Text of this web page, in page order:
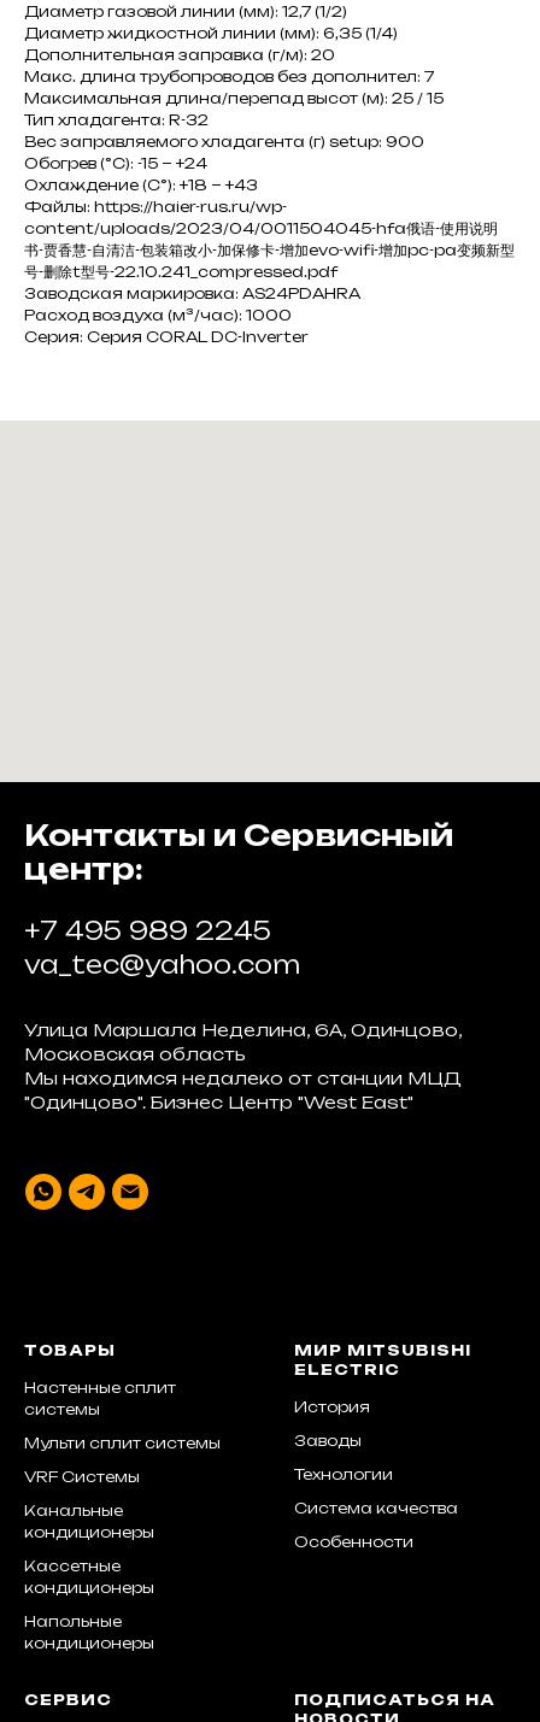
Диаметр газовой линии (мм): 12,7 (1/2)
Диаметр жидкостной линии (мм): 6,35 (1/4)
Дополнительная заправка (г/м): 20
Макс. длина трубопроводов без дополнител: 7
Максимальная длина/перепад высот (м): 25 / 15
Тип хладагента: R-32
Вес заправляемого хладагента (г) setup: 900
Обогрев (°С): -15 ~ +24
Охлаждение (С°): +18 ~ +43
Файлы: https://haier-rus.ru/wp-
content/uploads/2023/04/0011504045-hfa俄语-使用说明
书-贾香慧-自清洁-包装箱改小-加保修卡-增加evo-wifi-增加pc-pa变频新型
号-删除t型号-22.10.241_compressed.pdf
Заводская маркировка: AS24PDAHRA
Расход воздуха (м³/час): 1000
Серия: Серия CORAL DC-Inverter
Контакты и Сервисный
центр:
+7 495 989 2245
va_tec@yahoo.com
Улица Маршала Неделина, 6А, Одинцово,
Московская область
Мы находимся недалеко от станции МЦД
"Одинцово". Бизнес Центр "West East"
ТОВАРЫ
Настенные сплит
системы
Мульти сплит системы
VRF Системы
Канальные
кондиционеры
Кассетные
кондиционеры
Напольные
кондиционеры
МИР MITSUBISHI
ELECTRIC
История
Заводы
Технологии
Система качества
Особенности
СЕРВИС
ПОДПИСАТЬСЯ НА